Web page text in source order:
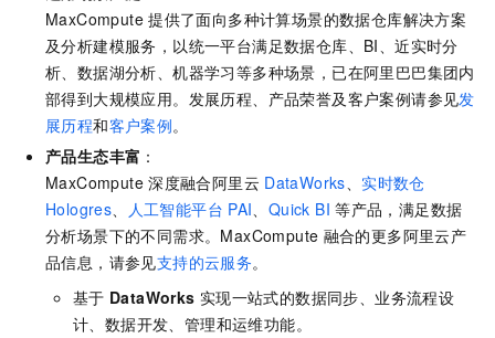
MaxCompute 提供了面向多种计算场景的数据仓库解决方案
及分析建模服务，以统一平台满足数据仓库、BI、近实时分
析、数据湖分析、机器学习等多种场景，已在阿里巴巴集团内
部得到大规模应用。 发展历程、产品荣誉及客户案例请参见发
展历程和客户案例。
产品生态丰富 ：
MaxCompute 深度融合阿里云 DataWorks、实时数仓
Hologres、 人工智能平台 PAI、 Quick BI 等产品，满足数据
分析场景下的不同需求。 MaxCompute 融合的更多阿里云产
品信息，请参见支持的云服务。
基于 DataWorks 实现一站式的数据同步、业务流程设
计、数据开发、管理和运维功能。